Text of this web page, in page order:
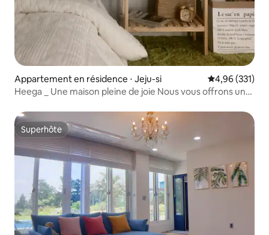
Appartement en résidence ⋅ Jeju-si Évaluation
4,96 (331)
Heega _ Une maison pleine de joie Nous vous offrons un
Superhôte
Superhôte